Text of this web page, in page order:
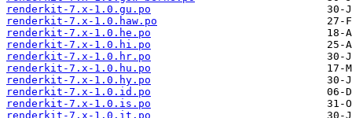
renderkit-7.x-1.0.gu.po
renderkit-7.x-1.0.haw.po
renderkit-7.x-1.0.he.po
renderkit-7.x-1.0.hi.po
renderkit-7.x-1.0.hr.po
renderkit-7.x-1.0.hu.po
renderkit-7.x-1.0.hy.po
renderkit-7.x-1.0.id.po
renderkit-7.x-1.0.is.po
renderkit-7.x-1.0.it.po